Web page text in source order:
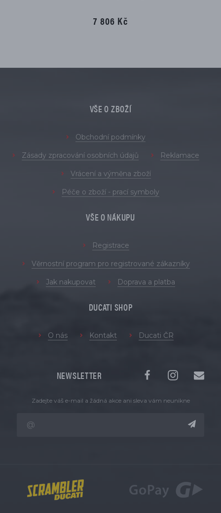
7 806 Kč
VŠE O ZBOŽÍ
Obchodní podmínky
Zásady zpracování osobních údajů Reklamace
Vrácení a výměna zboží
Péče o zboží - prací symboly
VŠE O NÁKUPU
Registrace
Věrnostní program pro registrované zákazníky
Jak nakupovat Doprava a platba
DUCATI SHOP
O nás Kontakt Ducati ČR
NEWSLETTER
Zadejte váš e-mail a žádná akce ani sleva vám neunikne